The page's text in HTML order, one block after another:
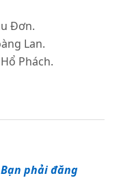
Đơn.
Lan.
Phách.
Bạn phải đăng